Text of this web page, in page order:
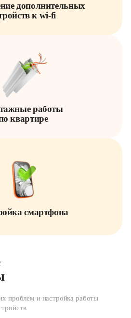
дополнительных
к wi-fi
работы
квартире
смартфона
проблем и настройка работы